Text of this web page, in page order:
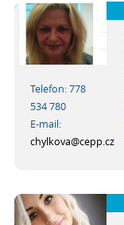
Telefon: 778
534 780
E-mail:
chylkova@cepp.cz